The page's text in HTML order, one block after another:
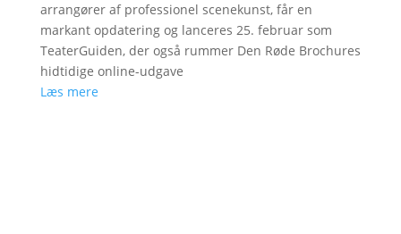
arrangører af professionel scenekunst, får en
markant opdatering og lanceres 25. februar som
TeaterGuiden, der også rummer Den Røde Brochures
hidtidige online-udgave
Læs mere